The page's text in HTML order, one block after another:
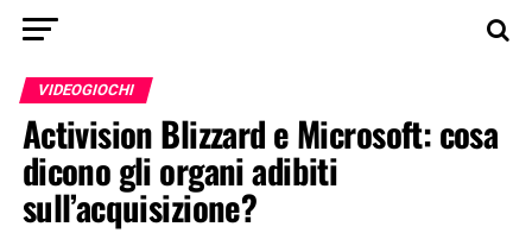
VIDEOGIOCHI
Activision Blizzard e Microsoft: cosa
dicono gli organi adibiti
sull’acquisizione?